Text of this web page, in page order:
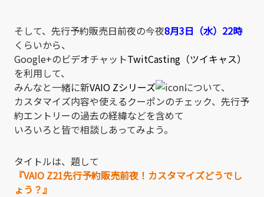
そして、先行予約販売日前夜の今夜8月3日（水）22時
くらいから、
Google+のビデオチャットTwitCasting（ツイキャス）
を利用して、
みんなと一緒に新VAIO Zシリーズ
について、
カスタマイズ内容や使えるクーポンのチェック、先行予
約エントリーの過去の経緯などを含めて
いろいろと皆で相談しあってみよう。
タイトルは、題して
『VAIO Z21先行予約販売前夜！カスタマイズどうでし
ょう？』